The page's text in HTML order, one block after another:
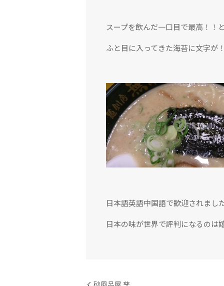
スープを飲んだ一口目で最高！！
ふと目に入ってきた海苔に文字が
日本語英語中国語で歓迎されまし
日本の味が世界で評判になるのは